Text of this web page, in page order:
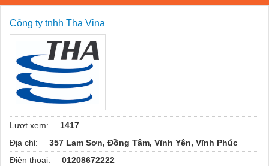
Công ty tnhh Tha Vina
Lượt xem:
1417
Địa chỉ:
357 Lam Sơn, Đồng Tâm, Vĩnh Yên, Vĩnh Phúc
Điện thoại:
01208672222